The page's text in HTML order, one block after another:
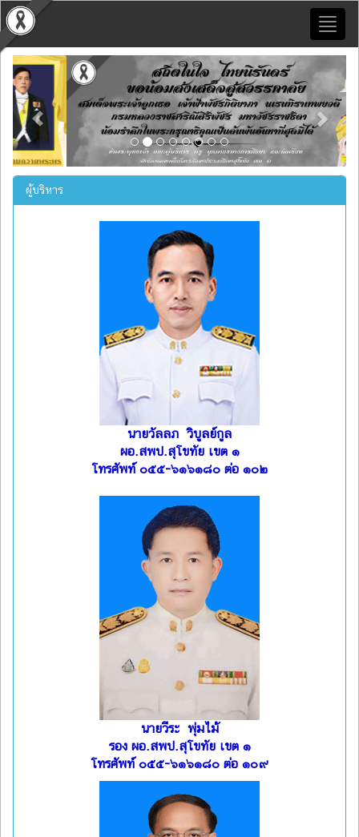
Previous Next
ผู้บริหาร
นายวัลลภ วิบูลย์กูล
ผอ.สพป.สุโขทัย เขต ๑
โทรศัพท์ ๐๕๕-๖๑๖๑๘๐ ต่อ ๑๐๒
นายวีระ พุ่มไม้
รอง ผอ.สพป.สุโขทัย เขต ๑
โทรศัพท์ ๐๕๕-๖๑๖๑๘๐ ต่อ ๑๐๙